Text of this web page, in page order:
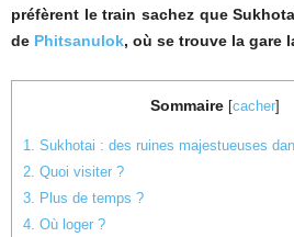
préfèrent le train sachez que
de Phitsanulok, où se trouve la gare
Sommaire cacher
1. Sukhotai : des ruines majestueuses
2. Quoi visiter ?
3. Plus de temps ?
4. Où loger ?